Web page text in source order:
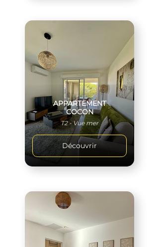
APPARTEMENT
COCON
T2 - Vue mer
Découvrir